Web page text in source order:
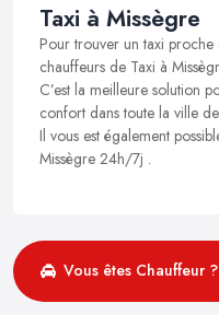
Taxi à Missègre
Pour trouver un taxi
chauffeurs de Taxi à
C’est la meilleure solution
confort dans toute la ville
Il vous est également
Missègre 24h/7j .
Vous êtes Chauffeur